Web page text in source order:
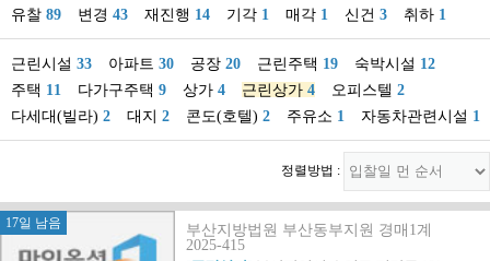
유찰 89 변경 43 재진행 14 기각 1 매각 1 신건 3 취하 1
근린시설 33 아파트 30 공장 20 근린주택 19 숙박시설 12
주택 11 다가구주택 9 상가 4 근린상가 4 오피스텔 2
다세대(빌라) 2 대지 2 콘도(호텔) 2 주유소 1 자동차관련시설 1
정렬방법 :
17일 남음
부산지방법원 부산동부지원 경매1계
2025-415